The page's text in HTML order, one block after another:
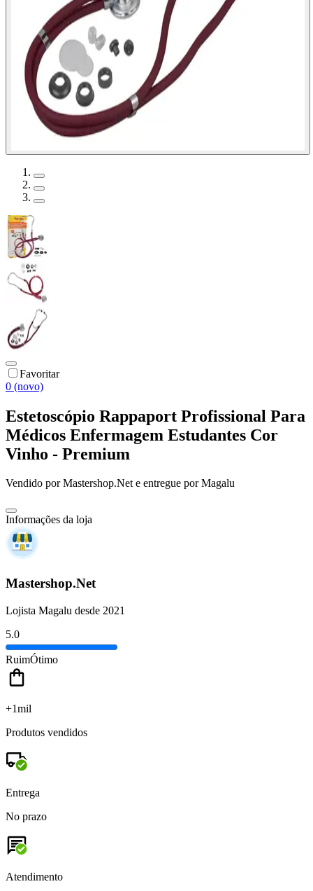
Favoritar
0 (novo)
Estetoscópio Rappaport Profissional Para
Médicos Enfermagem Estudantes Cor
Vinho - Premium
Vendido porMastershop.Nete entregue por Magalu
Informações da loja
Mastershop.Net
Lojista Magalu desde 2021
5.0
RuimÓtimo
+1mil
Produtos vendidos
Entrega
No prazo
Atendimento